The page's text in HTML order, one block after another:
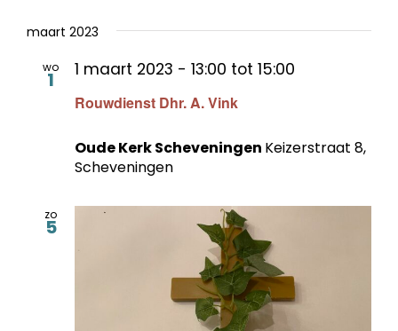
maart 2023
wo
1
Rouwdienst Dhr. A. Vink
1 maart 2023 - 13:00 tot 15:00
Oude Kerk Scheveningen Keizerstraat 8,
Scheveningen
zo
5